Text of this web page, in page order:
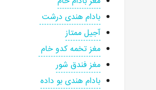
بادام هندی درشت
آجیل ممتاز
مغز تخمه کدو خام
مغز فندق شور
بادام هندی بو داده